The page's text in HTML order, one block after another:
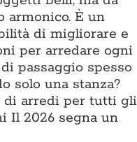
armonico. È un
di migliorare e
per arredare ogni
passaggio spesso
solo una stanza?
di arredi per tutti gli
Il 2026 segna un